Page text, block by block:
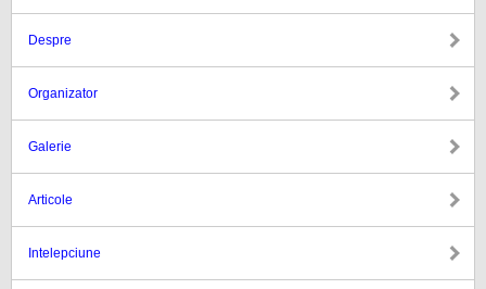
Despre
Organizator
Galerie
Articole
Intelepciune